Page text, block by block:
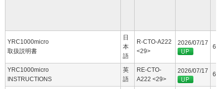
YRC1000micro
取扱説明書
日
本
語
R-CTO-A222
<29>
2026/07/17
YRC1000micro
INSTRUCTIONS
英
語
RE-CTO-
A222 <29>
2026/07/17